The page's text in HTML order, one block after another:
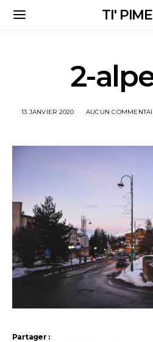
TI'
2-
13 JANVIER 2020 AUCUN
Partager :